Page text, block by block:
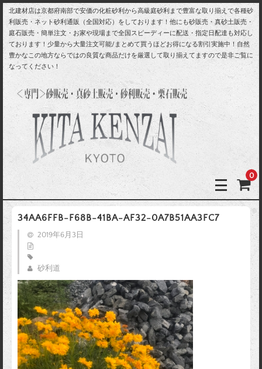
北建材店は京都府南部で安価の化粧砂利から高級庭砂利まで豊富な取り揃えで各種砂
利販売・ネット砂利通販（全国対応）をしております！他にも砂販売・真砂土販売・
庭石販売・簡単注文・お家や現場まで全国スピーディーに配送・指定日配達も対応し
ております！少量から大量注文可能/まとめて買うほどお得になる割引実施中！自然
豊かなこの地方ならではの良質な商品だけを厳選して取り揃えてますので是非ご覧に
なってください！
0
34AA6FFB-F68B-41BA-AF32-0A7B51AA3FC7
2019年6月3日
砂利道